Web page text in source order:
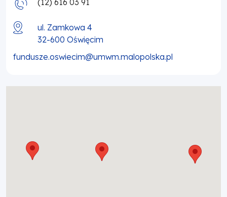
(12) 616 03 91
ul. Zamkowa 4
32-600 Oświęcim
fundusze.oswiecim@umwm.malopolska.pl